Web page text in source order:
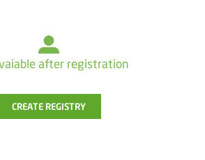
after registration
CREATE REGISTRY